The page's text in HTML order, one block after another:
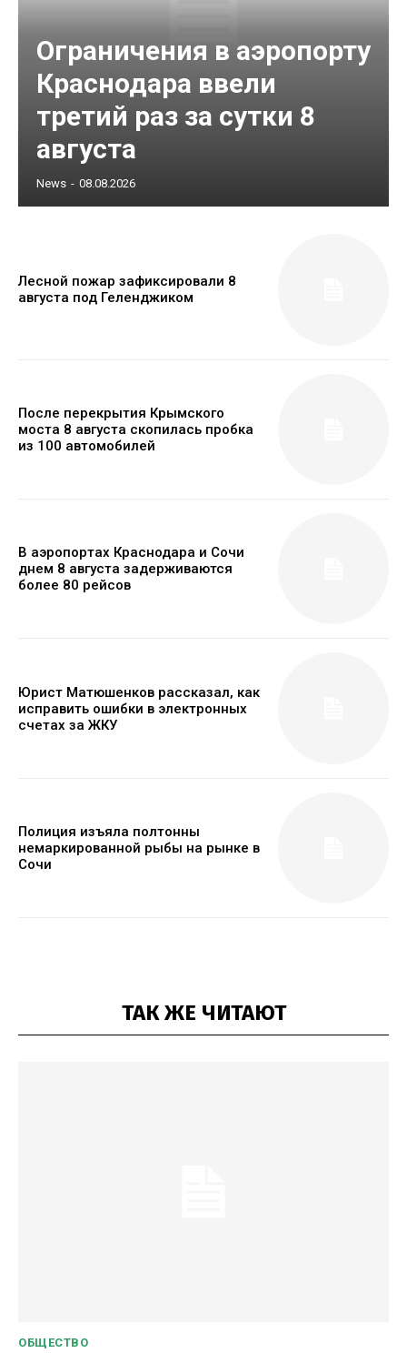
Ограничения в аэропорту
Краснодара ввели
третий раз за сутки 8
августа
News - 08.08.2026
Лесной пожар зафиксировали 8
августа под Геленджиком
После перекрытия Крымского
моста 8 августа скопилась пробка
из 100 автомобилей
В аэропортах Краснодара и Сочи
днем 8 августа задерживаются
более 80 рейсов
Юрист Матюшенков рассказал, как
исправить ошибки в электронных
счетах за ЖКУ
Полиция изъяла полтонны
немаркированной рыбы на рынке в
Сочи
ТАК ЖЕ ЧИТАЮТ
ОБЩЕСТВО